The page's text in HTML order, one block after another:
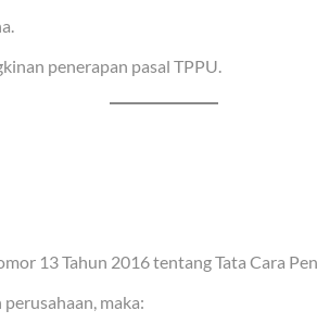
penerapan pasal TPPU.
13 Tahun 2016 tentang Tata Cara
maka: